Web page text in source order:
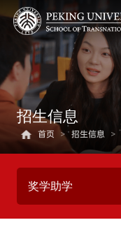
招生信息
首页 > 招生信息 >
奖学助学